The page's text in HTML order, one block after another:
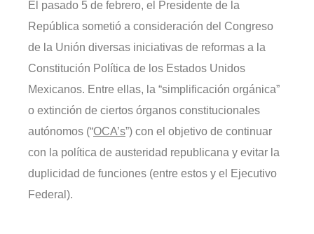
El pasado 5 de febrero, el Presidente de la
República sometió a consideración del Congreso
de la Unión diversas iniciativas de reformas a la
Constitución Política de los Estados Unidos
Mexicanos. Entre ellas, la “simplificación orgánica”
o extinción de ciertos órganos constitucionales
autónomos (“OCA’s”) con el objetivo de continuar
con la política de austeridad republicana y evitar la
duplicidad de funciones (entre estos y el Ejecutivo
Federal).